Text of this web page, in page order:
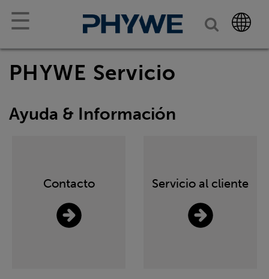
☰
PHYWE Servicio
Ayuda & Información
Contacto Servicio al cliente